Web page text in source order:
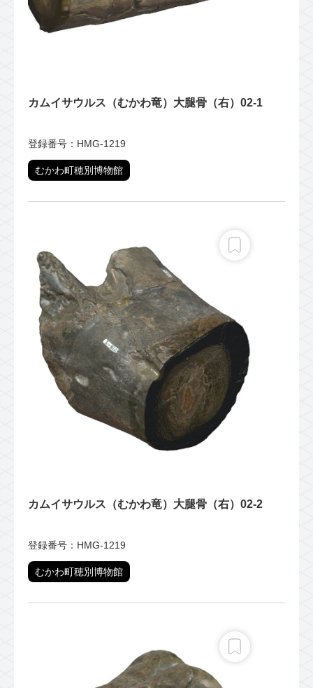
カムイサウルス（むかわ竜）大腿骨（右）02-1
登録番号：HMG-1219
むかわ町穂別博物館
カムイサウルス（むかわ竜）大腿骨（右）02-2
登録番号：HMG-1219
むかわ町穂別博物館